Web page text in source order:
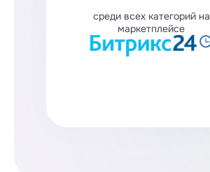
среди всех категорий на
маркетплейсе